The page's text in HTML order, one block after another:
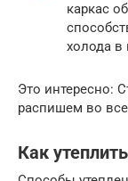
каркас
холода в
Это интересно:
распишем во
Как